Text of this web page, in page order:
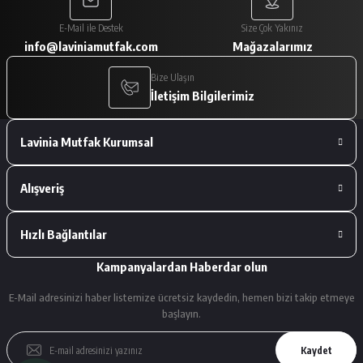
Paketleme çok iyiydi. Ürünler tam
istediğimiz gibiydi.
A... V... | 29/01/2026
Deneyimini Paylaş
E-Mail ile Destek
info@laviniamutfak.com
Size Çok Yakınız
Mağazalarımız
Bize Ulaşın
İletişim Bilgilerimiz
Lavinia Mutfak Kurumsal
Alışveriş
Hızlı Bağlantılar
Kampanyalardan Haberdar olun
E-Mail adresinizi haber listemize ücretsiz kaydedin, hemen bizi takip etmeye
başlayın.
Kaydet